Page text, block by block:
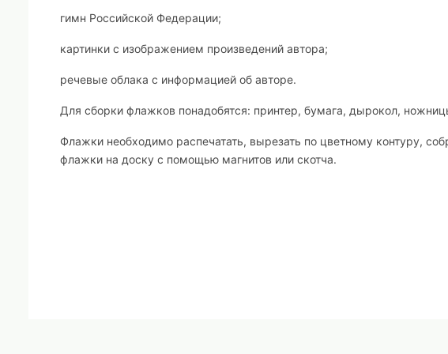
гимн Российской Федерации;
картинки с изображением произведений автора;
речевые облака с информацией об авторе.
Для сборки флажков понадобятся: принтер, бумага, дырокол,
Флажки необходимо распечатать, вырезать по цветному контуру,
флажки на доску с помощью магнитов или скотча.